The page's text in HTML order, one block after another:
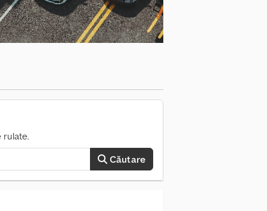
dar trece ITP-ul. Camere video față,
a fost schimbat. Livrare la negociere.
12080 kg Greutate totală: 32000 kg
T800 basculantă 8x4 cu
VEZI VIDEO. = Informații
informații.
rulate.
Căutare